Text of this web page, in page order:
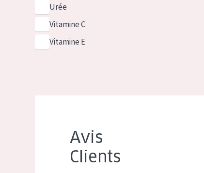
Urée
Vitamine C
Vitamine E
Avis
Clients